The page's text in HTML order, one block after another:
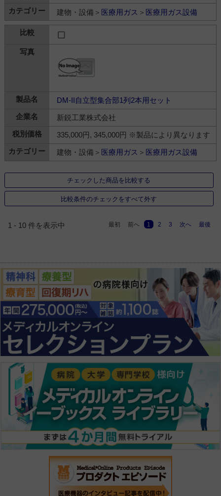
建物・設備＞ 医療用ガス ＞ 医療用ガス設備
DM-II自立型集合部1列2本用セット
新鋭工業株式会社
335,000円, 345,000円 ※製品により異なります
建物・設備＞ 医療用ガス ＞ 医療用ガス設備
チェックした商品を比較する
比較条件のチェックをすべて外す
1 - 10 件を表示中 最初 前へ 1 2 3 次へ 最後